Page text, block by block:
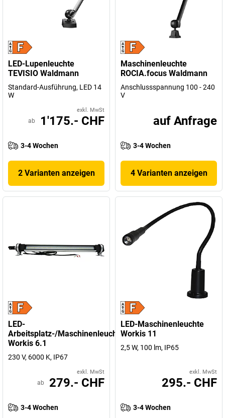
LED-Lupenleuchte
TEVISIO Waldmann
Standard-Ausführung, LED 14
W
exkl. MwSt
ab 1'175.- CHF
3-4 Wochen
2 Varianten anzeigen
Maschinenleuchte
ROCIA.focus Waldmann
Anschlussspannung 100 - 240
V
auf Anfrage
3-4 Wochen
4 Varianten anzeigen
LED-
Arbeitsplatz-/Maschinenleuchte
Workis 6.1
230 V, 6000 K, IP67
exkl. MwSt
ab 279.- CHF
3-4 Wochen
LED-Maschinenleuchte
Workis 11
2,5 W, 100 lm, IP65
exkl. MwSt
295.- CHF
3-4 Wochen